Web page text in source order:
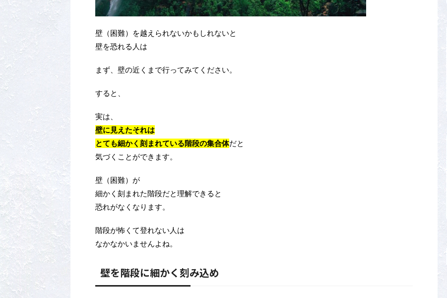
壁（困難）を越えられないかもしれないと
壁を恐れる人は
まず、壁の近くまで行ってみてください。
すると、
実は、
壁に見えたそれは
とても細かく刻まれている階段の集合体だと
気づくことができます。
壁（困難）が
細かく刻まれた階段だと理解できると
恐れがなくなります。
階段が怖くて登れない人は
なかなかいませんよね。
壁を階段に細かく刻み込め